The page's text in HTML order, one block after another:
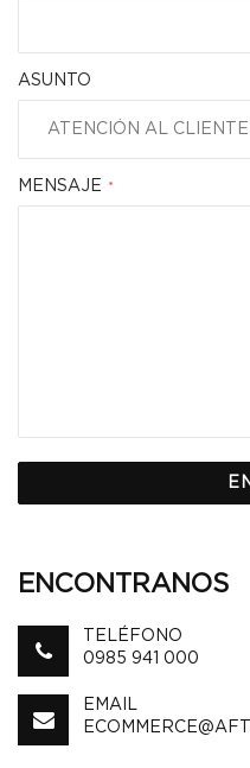
ASUNTO
MENSAJE
ENCONTRANOS
TELÉFONO
0985 941 000
EMAIL